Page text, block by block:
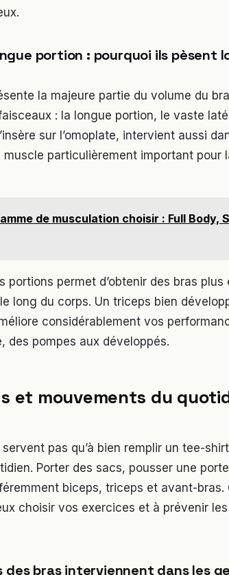
portion : pourquoi ils pèsent
la majeure partie du volume du
: la longue portion, le vaste
sur l’omoplate, intervient aussi
muscle particulièrement important pour
de musculation choisir : Full Body,
portions permet d’obtenir des bras
long du corps. Un triceps bien
considérablement vos
des pompes aux développés.
et mouvements du
pas qu’à bien remplir un tee-
Porter des sacs, pousser une
biceps, triceps et avant-bras.
choisir vos exercices et à prévenir
des bras interviennent dans les